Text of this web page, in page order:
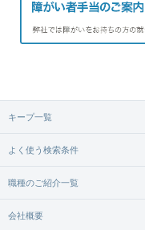
キープ一覧
よく使う検索条件
職種のご紹介一覧
会社概要